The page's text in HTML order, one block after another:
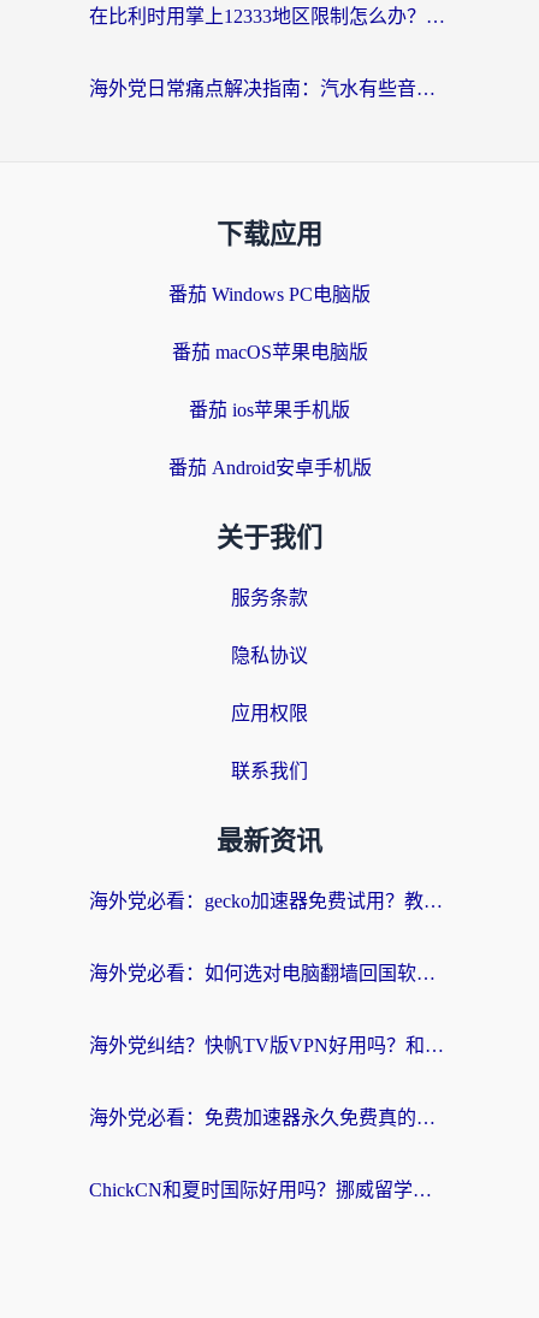
在比利时用掌上12333地区限制怎么办？海外华人亲测有效的回国加速方案
海外党日常痛点解决指南：汽水有些音乐在国外无法播放怎么办？
下载应用
番茄 Windows PC电脑版
番茄 macOS苹果电脑版
番茄 ios苹果手机版
番茄 Android安卓手机版
关于我们
服务条款
隐私协议
应用权限
联系我们
最新资讯
海外党必看：gecko加速器免费试用？教你选对回国加速器，无缝刷国内剧玩游戏
海外党必看：如何选对电脑翻墙回国软件，轻松解锁国内资源？
海外党纠结？快帆TV版VPN好用吗？和扇贝手游VPN对比哪个回国效果更好？
海外党必看：免费加速器永久免费真的存在吗？教你选对回国加速器无缝刷国内资源
ChickCN和夏时国际好用吗？挪威留学生亲测3款回国加速器，附穿梭和加速喵对比指南